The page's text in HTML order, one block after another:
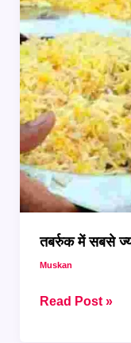
तबर्रुक में सबसे
Muskan
तबर्रुक
Read Post »